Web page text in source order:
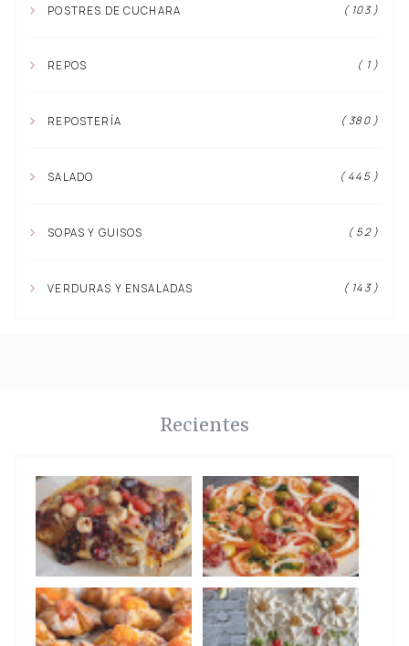
POSTRES DE CUCHARA ( 103 )
REPOS ( 1 )
REPOSTERÍA ( 380 )
SALADO ( 445 )
SOPAS Y GUISOS ( 52 )
VERDURAS Y ENSALADAS ( 143 )
Recientes